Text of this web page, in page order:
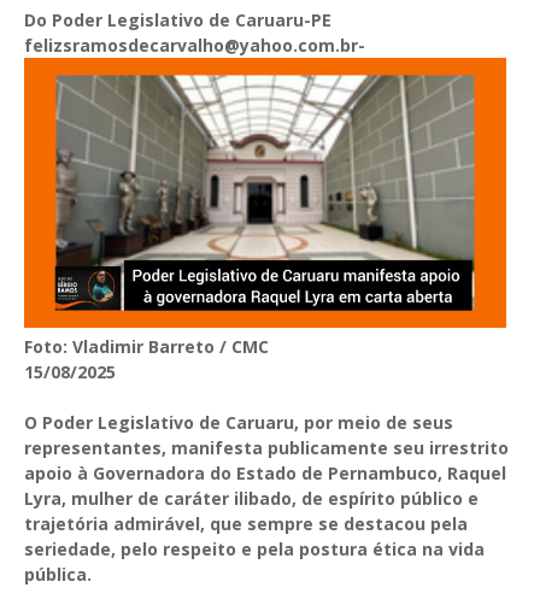
Do Poder Legislativo de Caruaru-PE
felizsramosdecarvalho@yahoo.com.br-
Foto: Vladimir Barreto / CMC
15/08/2025
O Poder Legislativo de Caruaru, por meio de seus
representantes, manifesta publicamente seu irrestrito
apoio à Governadora do Estado de Pernambuco, Raquel
Lyra, mulher de caráter ilibado, de espírito público e
trajetória admirável, que sempre se destacou pela
seriedade, pelo respeito e pela postura ética na vida
pública.